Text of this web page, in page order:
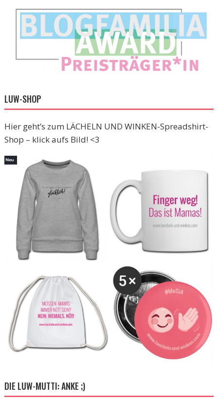
LUW-SHOP
Hier geht’s zum LÄCHELN UND WINKEN-Spreadshirt-
Shop – klick aufs Bild! <3
DIE LUW-MUTTI: ANKE ;)